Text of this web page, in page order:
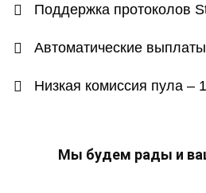
Поддержка протоколов
Автоматические
Низкая комиссия пула –
Мы будем рады и